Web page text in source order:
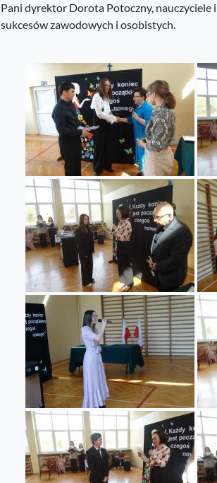
Pani dyrektor Dorota Potoczny, nauczyciele
sukcesów zawodowych i osobistych.